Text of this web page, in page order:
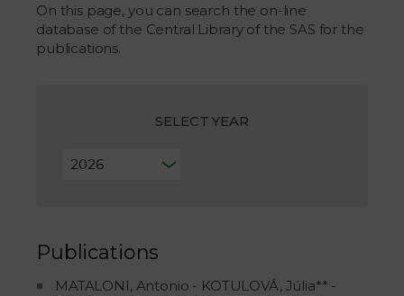
On this page, you can search the on-line
database of the Central Library of the SAS for the
publications.
SELECT YEAR
Publications
MATALONI, Antonio - KOTULOVÁ, Júlia** -